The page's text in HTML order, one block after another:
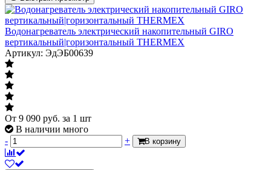
от непосредственного контакта с
водой (сухой ТЭН)
Управление
электронное
Диаметр присоединения
Ориентация
УЗО
Предохранительный клапан в
комплекте
Масса нетто
21.5 кг
Страна происхождения
Водонагреватель электрический накопительный GIRO
вертикальный|горизонтальный THERMEX
Артикул: ЭдЭБ00639
От 9 090 руб. за 1 шт
В наличии много
-
+ В корзину